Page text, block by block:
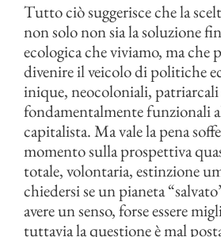
Tutto ciò suggerisce che la
non solo non sia la soluzione
ecologica che viviamo, ma che
divenire il veicolo di politiche
inique, neocoloniali, patriarcali
fondamentalmente funzionali
capitalista. Ma vale la pena
momento sulla prospettiva
totale, volontaria, estinzione
chiedersi se un pianeta
avere un senso, forse essere
tuttavia la questione è mal